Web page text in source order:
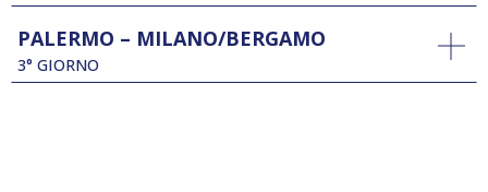
PALERMO – MILANO/BERGAMO
3° GIORNO